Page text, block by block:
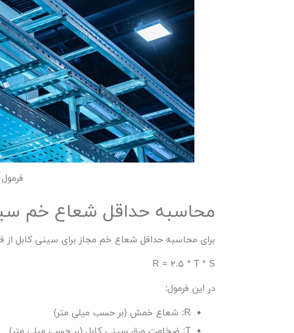
محاسبه حداقل شعاع خم
برای محاسبه حداقل شعاع خم مجاز برای سینی کابل از
R = ۲.۵ * T * S
در این فرمول:
R: شعاع خمش (بر حسب میلی متر)